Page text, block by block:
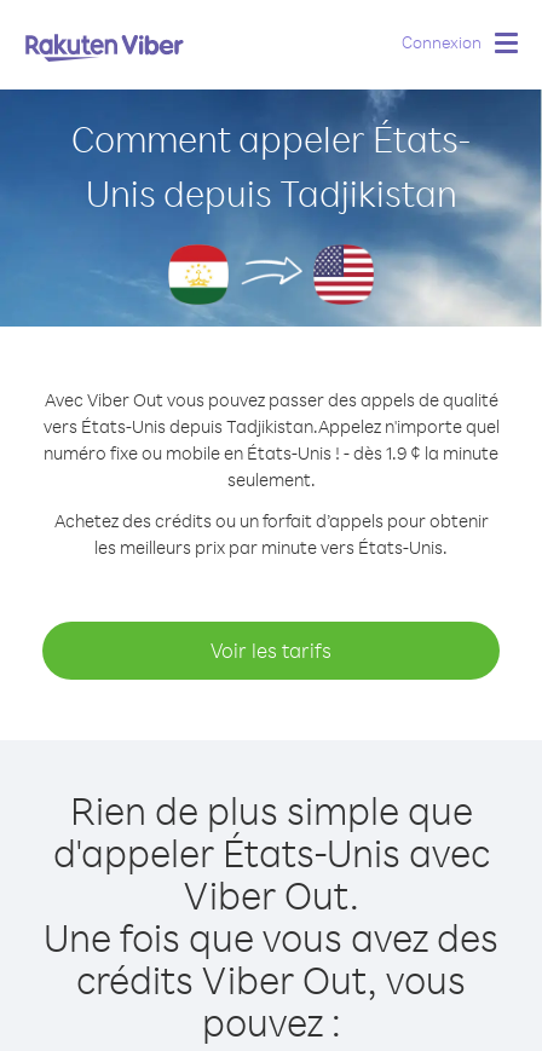
Connexion
Comment appeler États-
Unis depuis Tadjikistan
Avec Viber Out vous pouvez passer des appels de qualité
vers États-Unis depuis Tadjikistan.Appelez n'importe quel
numéro fixe ou mobile en États-Unis ! - dès 1.9 ¢ la minute
seulement.
Achetez des crédits ou un forfait d’appels pour obtenir
les meilleurs prix par minute vers États-Unis.
Voir les tarifs
Rien de plus simple que
d'appeler États-Unis avec
Viber Out.
Une fois que vous avez des
crédits Viber Out, vous
pouvez :